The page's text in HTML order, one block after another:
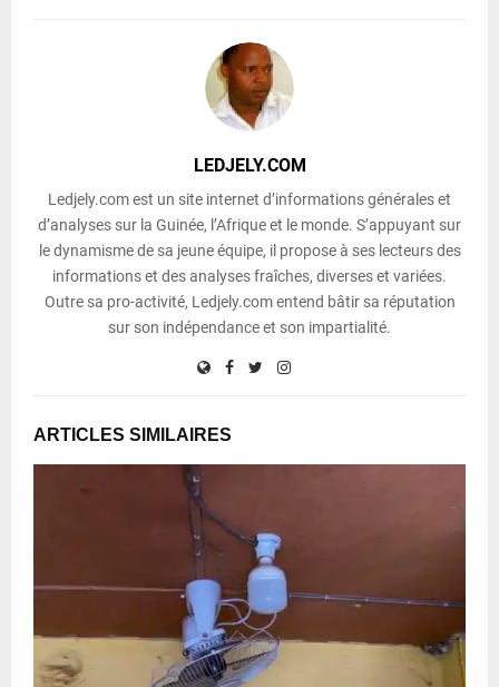
LEDJELY.COM
Ledjely.com est un site internet d’informations générales et
d’analyses sur la Guinée, l’Afrique et le monde. S’appuyant sur
le dynamisme de sa jeune équipe, il propose à ses lecteurs des
informations et des analyses fraîches, diverses et variées.
Outre sa pro-activité, Ledjely.com entend bâtir sa réputation
sur son indépendance et son impartialité.
ARTICLES SIMILAIRES